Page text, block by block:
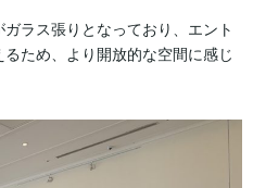
ラス張りとなっており、エント
ため、より開放的な空間に感じ